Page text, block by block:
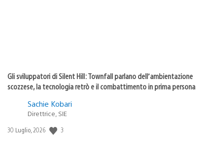
Gli sviluppatori di Silent Hill: Townfall parlano dell’ambientazione
scozzese, la tecnologia retrò e il combattimento in prima persona
Sachie Kobari
Direttrice, SIE
Data
30 Luglio, 2026 3